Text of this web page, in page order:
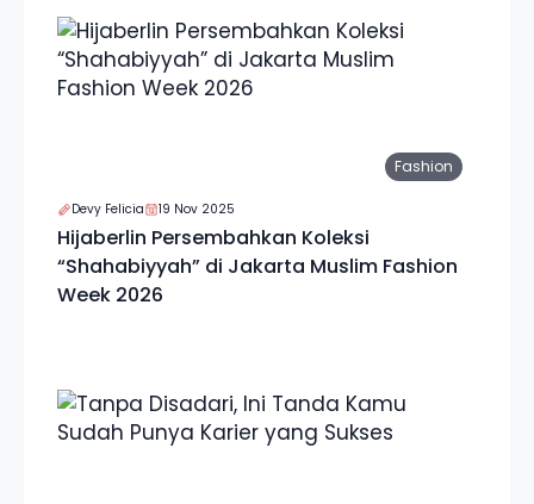
Fashion
Devy Felicia 19 Nov 2025
Hijaberlin Persembahkan Koleksi
“Shahabiyyah” di Jakarta Muslim Fashion
Week 2026